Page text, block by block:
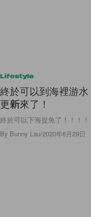
Lifestyle
終於可以到海裡游
更新來了！
終於可以下海捉魚了！！！！
By Bunny Lau/2020年6月29日